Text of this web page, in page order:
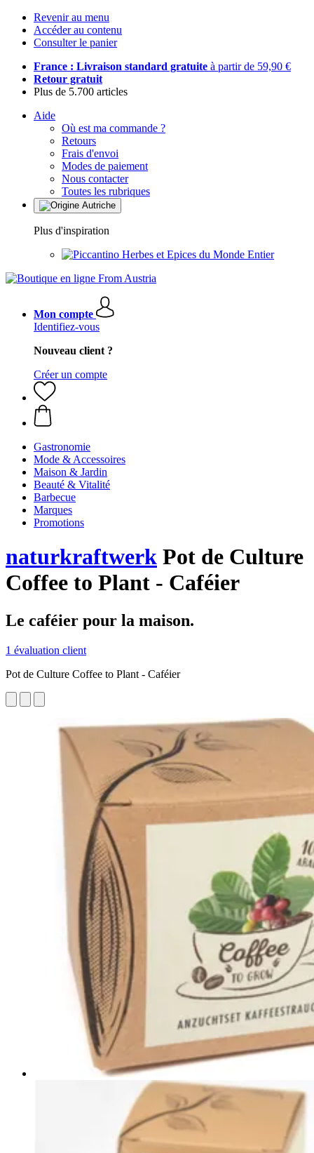
Revenir au menu
Accéder au contenu
Consulter le panier
France : Livraison standard gratuite à partir de 59,90 €
Retour gratuit
Plus de 5.700 articles
Aide
Où est ma commande ?
Retours
Frais d'envoi
Modes de paiement
Nous contacter
Toutes les rubriques
Plus d'inspiration
Herbes et Epices du Monde Entier
Mon compte
Identifiez-vous
Nouveau client ?
Créer un compte
Gastronomie
Mode & Accessoires
Maison & Jardin
Beauté & Vitalité
Barbecue
Marques
Promotions
naturkraftwerk Pot de Culture
Coffee to Plant - Caféier
Le caféier pour la maison.
1 évaluation client
Pot de Culture Coffee to Plant - Caféier